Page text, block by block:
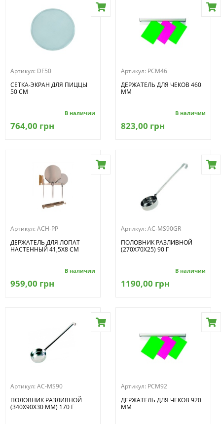
Артикул: DF50
СЕТКА-ЭКРАН ДЛЯ ПИЦЦЫ
50 СМ
В наличии
764,00 грн
Артикул: PCM46
ДЕРЖАТЕЛЬ ДЛЯ ЧЕКОВ 460
ММ
В наличии
823,00 грн
Артикул: ACH-PP
ДЕРЖАТЕЛЬ ДЛЯ ЛОПАТ
НАСТЕННЫЙ 41,5Х8 СМ
В наличии
959,00 грн
Артикул: AC-MS90GR
ПОЛОВНИК РАЗЛИВНОЙ
(270Х70Х25) 90 Г
В наличии
1190,00 грн
Артикул: AC-MS90
ПОЛОВНИК РАЗЛИВНОЙ
(340Х90Х30 ММ) 170 Г
Артикул: PCM92
ДЕРЖАТЕЛЬ ДЛЯ ЧЕКОВ 920
ММ